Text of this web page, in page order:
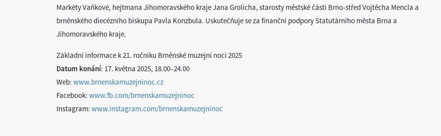
Markéty Vaňkové, hejtmana Jihomoravského kraje Jana Grolicha, starosty městské části Brno-střed Vojtěcha Mencla a
brněnského diecézního biskupa Pavla Konzbula. Uskutečňuje se za finanční podpory Statutárního města Brna a
Jihomoravského kraje.
Základní informace k 21. ročníku Brněnské muzejní noci 2025
Datum konání: 17. května 2025, 18.00–24.00
Web: www.brnenskamuzejninoc.cz
Facebook: www.fb.com/brnenskamuzejninoc
Instagram: www.instagram.com/brnenskamuzejninoc